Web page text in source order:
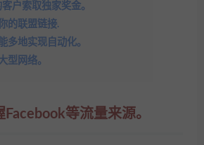
户索取独家奖金。
的联盟链接.
多地实现自动化。
型网络。
等流量来源。